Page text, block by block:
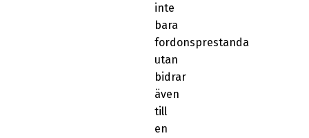
inte
bara
fordonsprestanda
utan
bidrar
även
till
en